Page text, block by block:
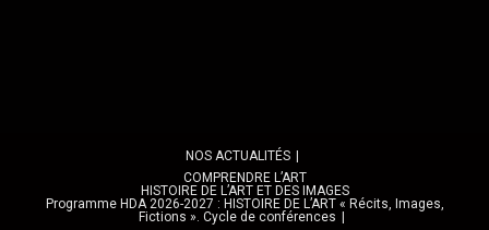
NOS ACTUALITÉS
COMPRENDRE L’ART
HISTOIRE DE L’ART ET DES IMAGES
Programme HDA 2026-2027 : HISTOIRE DE L’ART « Récits, Images,
Fictions ». Cycle de conférences